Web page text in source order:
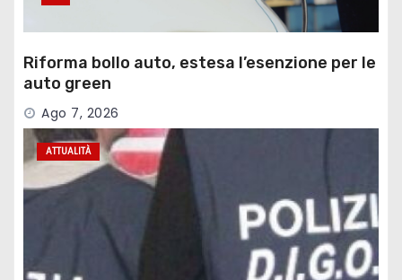
Riforma bollo auto, estesa l’esenzione per le
auto green
Ago 7, 2026
ATTUALITÀ